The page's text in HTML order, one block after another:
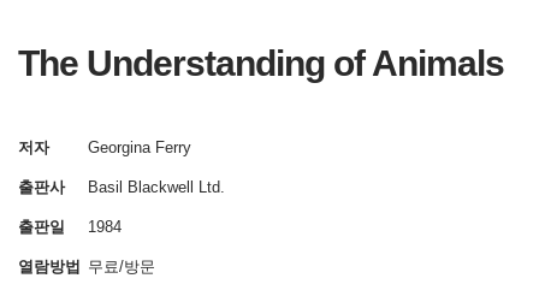
The Understanding of Animals
저자 Georgina Ferry
출판사 Basil Blackwell Ltd.
출판일 1984
열람방법 무료/방문